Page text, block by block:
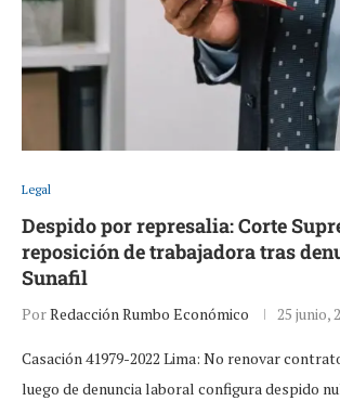
Legal
Despido por represalia: Corte
reposición de trabajadora tras
Sunafil
PorRedacción Rumbo Económico 25 junio,
Casación 41979-2022 Lima: No renovar
luego de denuncia laboral configura despido